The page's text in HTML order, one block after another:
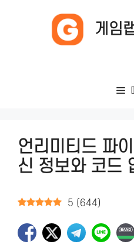
게임
언리미티드 파
신 정보와 코드
5 ( 644)